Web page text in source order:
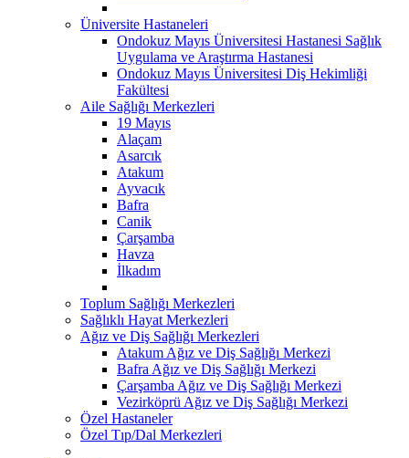
Üniversite Hastaneleri
Ondokuz Mayıs Üniversitesi Hastanesi Sağlık
Uygulama ve Araştırma Hastanesi
Ondokuz Mayıs Üniversitesi Diş Hekimliği
Fakültesi
Aile Sağlığı Merkezleri
19 Mayıs
Alaçam
Asarcık
Atakum
Ayvacık
Bafra
Canik
Çarşamba
Havza
İlkadım
Toplum Sağlığı Merkezleri
Sağlıklı Hayat Merkezleri
Ağız ve Diş Sağlığı Merkezleri
Atakum Ağız ve Diş Sağlığı Merkezi
Bafra Ağız ve Diş Sağlığı Merkezi
Çarşamba Ağız ve Diş Sağlığı Merkezi
Vezirköprü Ağız ve Diş Sağlığı Merkezi
Özel Hastaneler
Özel Tıp/Dal Merkezleri